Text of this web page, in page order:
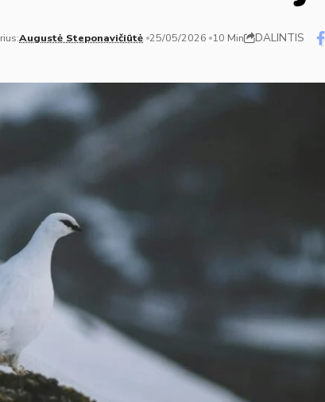
Augustė Steponavičiūtė 25/05/2026 10 Min DALINTIS